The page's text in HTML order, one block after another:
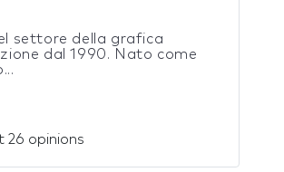
settore della grafica
dal 1990. Nato come
26 opinions